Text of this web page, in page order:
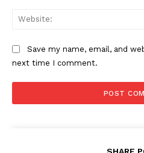
News
Save my name, email, and
next time I comment.